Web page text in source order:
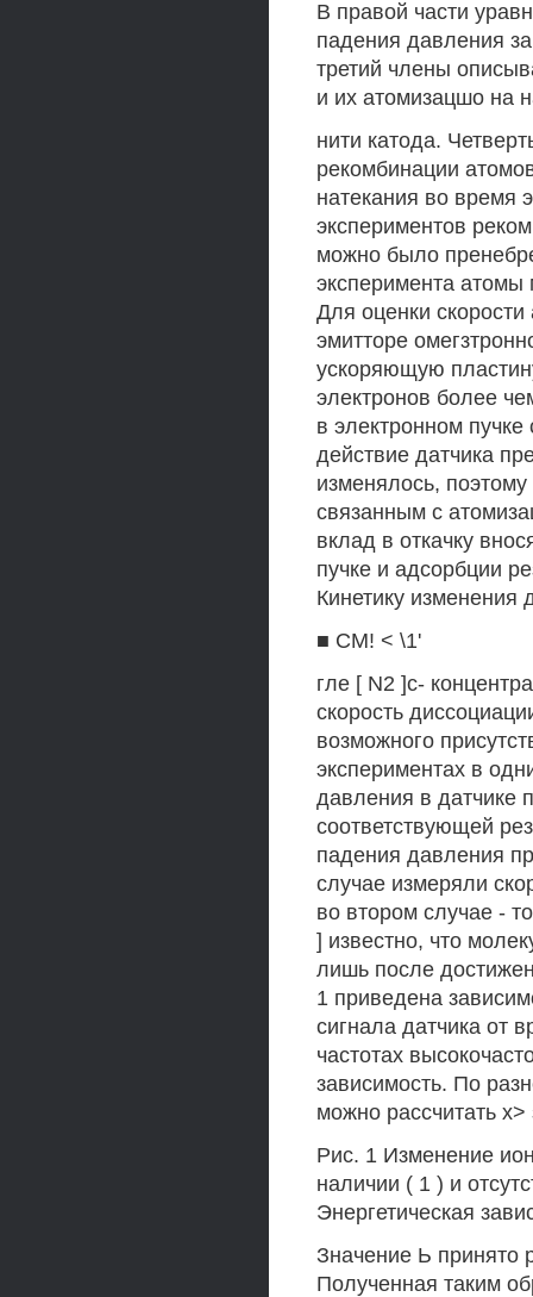
В правой части
падения давления
третий члены
и их атомизацшо на
нити катода.
рекомбинации
натекания во время
экспериментов
можно было
эксперимента атомы
Для оценки
эмитторе
ускоряющую
электронов более
в электронном
действие датчика
изменялось,
связанным с
вклад в откачку
пучке и адсорбции
Кинетику изменения
■ СМ! < \1'
гле [ N2 ]с-
скорость
возможного
экспериментах в
давления в датчике
соответствующей
падения давления
случае измеряли
во втором случае -
] известно, что
лишь после
1 приведена
сигнала датчика от
частотах
зависимость. По
можно рассчитать
Рис. 1 Изменение
наличии ( 1 ) и
Энергетическая
Значение Ь принято
Полученная таким